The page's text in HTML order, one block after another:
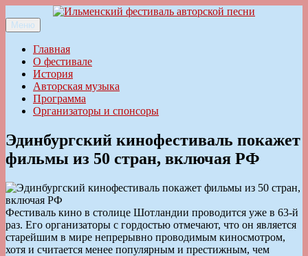
к
содержимому
Ильменский фестиваль авторской песни
Меню
Главная
О фестивале
История
Авторская музыка
Программа
Организаторы и спонсоры
Эдинбургский кинофестиваль покажет
фильмы из 50 стран, включая РФ
Фестиваль кино в столице Шотландии проводится уже в 63-й
раз. Его организаторы с гордостью отмечают, что он является
старейшим в мире непрерывно проводимым киносмотром,
хотя и считается менее популярным и престижным, чем